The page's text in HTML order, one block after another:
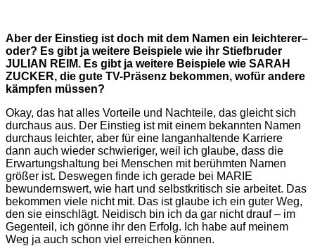
Aber der Einstieg ist doch mit dem Namen ein leichterer–
oder? Es gibt ja weitere Beispiele wie ihr Stiefbruder
JULIAN REIM. Es gibt ja weitere Beispiele wie SARAH
ZUCKER, die gute TV-Präsenz bekommen, wofür andere
kämpfen müssen?
Okay, das hat alles Vorteile und Nachteile, das gleicht sich
durchaus aus. Der Einstieg ist mit einem bekannten Namen
durchaus leichter, aber für eine langanhaltende Karriere
dann auch wieder schwieriger, weil ich glaube, dass die
Erwartungshaltung bei Menschen mit berühmten Namen
größer ist. Deswegen finde ich gerade bei MARIE
bewundernswert, wie hart und selbstkritisch sie arbeitet. Das
bekommen viele nicht mit. Das ist glaube ich ein guter Weg,
den sie einschlägt. Neidisch bin ich da gar nicht drauf – im
Gegenteil, ich gönne ihr den Erfolg. Ich habe auf meinem
Weg ja auch schon viel erreichen können.